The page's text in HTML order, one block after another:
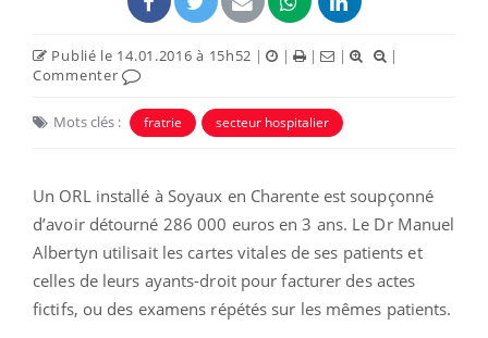
Publié le 14.01.2016 à 15h52 | | | |
|
Commenter
Mots clés : fratrie secteur hospitalier
Un ORL installé à Soyaux en Charente est soupçonné
d’avoir détourné 286 000 euros en 3 ans. Le Dr Manuel
Albertyn utilisait les cartes vitales de ses patients et
celles de leurs ayants-droit pour facturer des actes
fictifs, ou des examens répétés sur les mêmes patients.